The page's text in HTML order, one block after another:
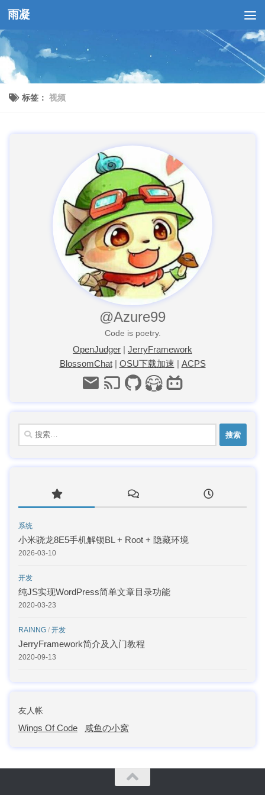
跳至内容
雨凝
标签： 视频
@Azure99
Code is poetry.
OpenJudger | JerryFramework
BlossomChat| OSU下载加速 | ACPS
搜
索：
系统
小米骁龙8E5手机解锁BL + Root + 隐藏环境
2026-03-10
开发
纯JS实现WordPress简单文章目录功能
2020-03-23
RAINNG / 开发
JerryFramework简介及入门教程
2020-09-13
友人帐
Wings Of Code 咸鱼の小窝